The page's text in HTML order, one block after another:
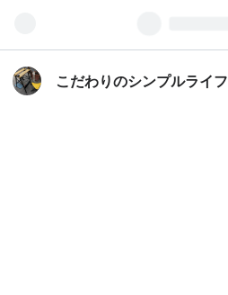
こだわりのシンプルライフ